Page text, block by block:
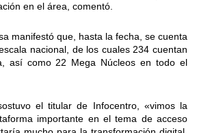
en el área, comentó.
manifestó que, hasta la fecha, se cuenta
nacional, de los cuales 234 cuentan
así como 22 Mega Núcleos en todo el
el titular de Infocentro, «vimos la
importante en el tema de acceso